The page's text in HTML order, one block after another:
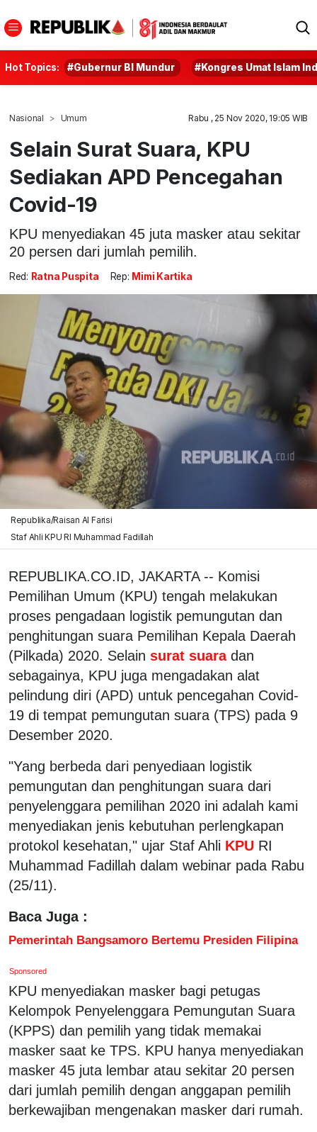
Hot Topics: #Gubernur BI Mundur #Kongres Umat Islam
Nasional Umum Rabu , 25 Nov 2020, 19:05 WIB
Selain Surat Suara, KPU
Sediakan APD Pencegahan
Covid-19
KPU menyediakan 45 juta masker atau sekitar
20 persen dari jumlah pemilih.
Red: Ratna Puspita Rep: Mimi Kartika
Republika/Raisan Al Farisi
Staf Ahli KPU RI Muhammad Fadillah
REPUBLIKA.CO.ID, JAKARTA -- Komisi
Pemilihan Umum (KPU) tengah melakukan
proses pengadaan logistik pemungutan dan
penghitungan suara Pemilihan Kepala Daerah
(Pilkada) 2020. Selain surat suara dan
sebagainya, KPU juga mengadakan alat
pelindung diri (APD) untuk pencegahan Covid-
19 di tempat pemungutan suara (TPS) pada 9
Desember 2020.
"Yang berbeda dari penyediaan logistik
pemungutan dan penghitungan suara dari
penyelenggara pemilihan 2020 ini adalah kami
menyediakan jenis kebutuhan perlengkapan
protokol kesehatan," ujar Staf Ahli KPU RI
Muhammad Fadillah dalam webinar pada Rabu
(25/11).
Baca Juga :
Pemerintah Bangsamoro Bertemu Presiden Filipina
Sponsored
KPU menyediakan masker bagi petugas
Kelompok Penyelenggara Pemungutan Suara
(KPPS) dan pemilih yang tidak memakai
masker saat ke TPS. KPU hanya menyediakan
masker 45 juta lembar atau sekitar 20 persen
dari jumlah pemilih dengan anggapan pemilih
berkewajiban mengenakan masker dari rumah.